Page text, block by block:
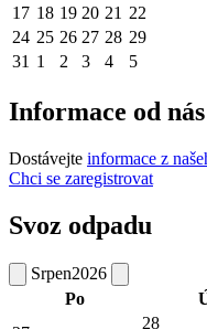
17 18 19 20 21 22
24 25 26 27 28 29
31 1 2 3 4 5
Informace od nás
Dostávejte informace z
Chci se zaregistrovat
Svoz odpadu
Srpen2026
Po
28